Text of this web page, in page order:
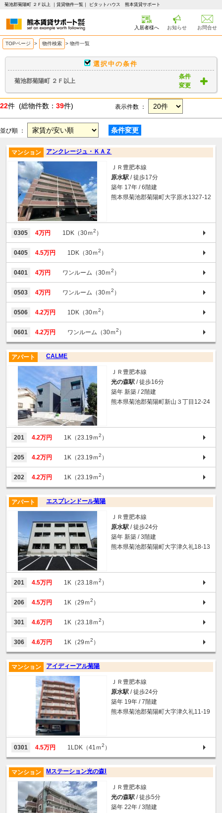
菊池郡菊陽町 ２Ｆ以上 ｜賃貸物件一覧｜ ピタットハウス 熊本賃貸サポート
入居者様へ お知らせ お問合せ
TOPページ > 物件検索 > 物件一覧
選択中の条件
菊池郡菊陽町 ２Ｆ以上
条件
変更
22件 (総物件数： 39件) 表示件数 ：
並び順 ： 条件変更
アンクレージュ・ＫＡＺ
マンション
ＪＲ豊肥本線
原水駅 / 徒歩17分
築年 17年 / 6階建
熊本県菊池郡菊陽町大字原水1327-12
0305 4万円 1DK（30ｍ2 ）
0405 4.5万円 1DK（30ｍ2 ）
0401 4万円 ワンルーム（30ｍ2 ）
0503 4万円 ワンルーム（30ｍ2 ）
0506 4.2万円 1DK（30ｍ2 ）
0601 4.2万円 ワンルーム（30ｍ2 ）
CALME
アパート
ＪＲ豊肥本線
光の森駅 / 徒歩16分
築年 新築 / 2階建
熊本県菊池郡菊陽町新山３丁目12-24
201 4.2万円 1K（23.19ｍ2 ）
205 4.2万円 1K（23.19ｍ2 ）
202 4.2万円 1K（23.19ｍ2 ）
エスプレンドール菊陽
アパート
ＪＲ豊肥本線
原水駅 / 徒歩24分
築年 新築 / 3階建
熊本県菊池郡菊陽町大字津久礼18-13
201 4.5万円 1K（23.18ｍ2 ）
206 4.5万円 1K（29ｍ2 ）
301 4.6万円 1K（23.18ｍ2 ）
306 4.6万円 1K（29ｍ2 ）
アイディーアル菊陽
マンション
ＪＲ豊肥本線
原水駅 / 徒歩24分
築年 19年 / 7階建
熊本県菊池郡菊陽町大字津久礼11-19
0301 4.5万円 1LDK（41ｍ2 ）
Mステーション光の森Ⅰ
マンション
ＪＲ豊肥本線
光の森駅 / 徒歩5分
築年 22年 / 3階建